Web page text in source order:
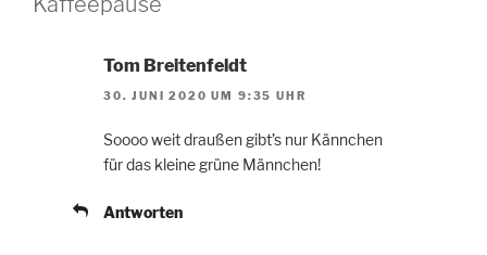
Tom Breitenfeldt
30. JUNI 2020 UM 9:35 UHR
Soooo weit draußen gibt’s nur Kännchen
für das kleine grüne Männchen!
Antworten